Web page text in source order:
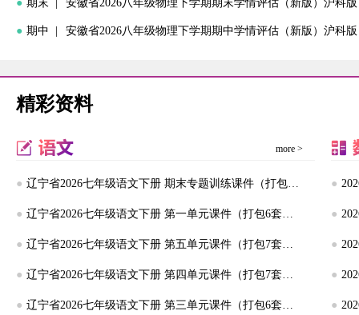
● 期末 | 安徽省2026八年级物理下学期期末学情评估（新版）沪科版
● 期中 | 安徽省2026八年级物理下学期期中学情评估（新版）沪科版
精彩资料
more >
● 辽宁省2026七年级语文下册 期末专题训练课件（打包5套） 新人教版
● 辽宁省2026七年级语文下册 第一单元课件（打包6套） 新人教版
● 辽宁省2026七年级语文下册 第五单元课件（打包7套） 新人教版
● 辽宁省2026七年级语文下册 第四单元课件（打包7套） 新人教版
● 辽宁省2026七年级语文下册 第三单元课件（打包6套） 新人教版
●
●
●
●
●